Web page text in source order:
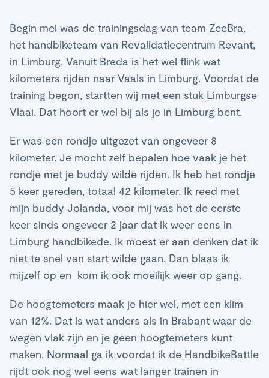
Begin mei was de trainingsdag van team ZeeBra,
het handbiketeam van Revalidatiecentrum Revant,
in Limburg. Vanuit Breda is het wel flink wat
kilometers rijden naar Vaals in Limburg. Voordat de
training begon, startten wij met een stuk Limburgse
Vlaai. Dat hoort er wel bij als je in Limburg bent.
Er was een rondje uitgezet van ongeveer 8
kilometer. Je mocht zelf bepalen hoe vaak je het
rondje met je buddy wilde rijden. Ik heb het rondje
5 keer gereden, totaal 42 kilometer. Ik reed met
mijn buddy Jolanda, voor mij was het de eerste
keer sinds ongeveer 2 jaar dat ik weer eens in
Limburg handbikede. Ik moest er aan denken dat ik
niet te snel van start wilde gaan. Dan blaas ik
mijzelf op en kom ik ook moeilijk weer op gang.
De hoogtemeters maak je hier wel, met een klim
van 12%. Dat is wat anders als in Brabant waar de
wegen vlak zijn en je geen hoogtemeters kunt
maken. Normaal ga ik voordat ik de HandbikeBattle
rijdt ook nog wel eens wat langer trainen in